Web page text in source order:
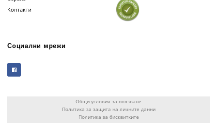
Контакти
Социални мрежи
Общи условия за ползване
Политика за защита на личните данни
Политика за бисквитките